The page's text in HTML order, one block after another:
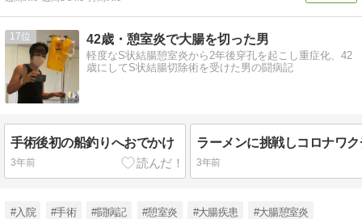
17 42歳・憩室炎で大腸を切った男
軽度なS状結腸憩室炎から2年後穿孔を起こし重症化、42
歳にしてS状結腸切除術を受けた男の闘病記
手術後初の船釣りへおでかけ
3年前
ラーメンに挑戦しコロナワ
3年前
#入院 #手術 #闘病記 #憩室炎 #大腸疾患 #大腸憩室炎